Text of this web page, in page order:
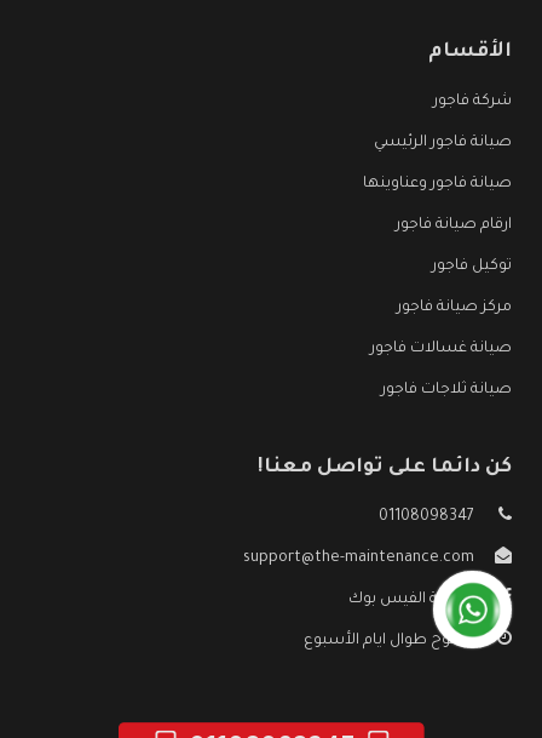
الأقسام
شركة فاجور
صيانة فاجور الرئيسي
صيانة فاجور وعناوينها
ارقام صيانة فاجور
توكيل فاجور
مركز صيانة فاجور
صيانة غسالات فاجور
صيانة ثلاجات فاجور
كن دائما على تواصل معنا!
01108098347
support@the-maintenance.com
صفحة الفيس بوك
مفتوح طوال ايام الأسبوع